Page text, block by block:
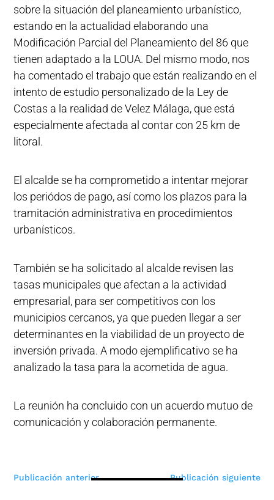
sobre la situación del planeamiento urbanístico,
estando en la actualidad elaborando una
Modificación Parcial del Planeamiento del 86 que
tienen adaptado a la LOUA. Del mismo modo, nos
ha comentado el trabajo que están realizando en el
intento de estudio personalizado de la Ley de
Costas a la realidad de Velez Málaga, que está
especialmente afectada al contar con 25 km de
litoral.
El alcalde se ha comprometido a intentar mejorar
los periódos de pago, así como los plazos para la
tramitación administrativa en procedimientos
urbanísticos.
También se ha solicitado al alcalde revisen las
tasas municipales que afectan a la actividad
empresarial, para ser competitivos con los
municipios cercanos, ya que pueden llegar a ser
determinantes en la viabilidad de un proyecto de
inversión privada. A modo ejemplificativo se ha
analizado la tasa para la acometida de agua.
La reunión ha concluido con un acuerdo mutuo de
comunicación y colaboración permanente.
Navegación
Publicación anterior Publicación siguiente